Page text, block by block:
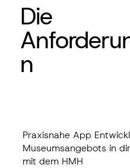
Die
n
Praxisnahe App
Museumsangebots in
mit dem HMH